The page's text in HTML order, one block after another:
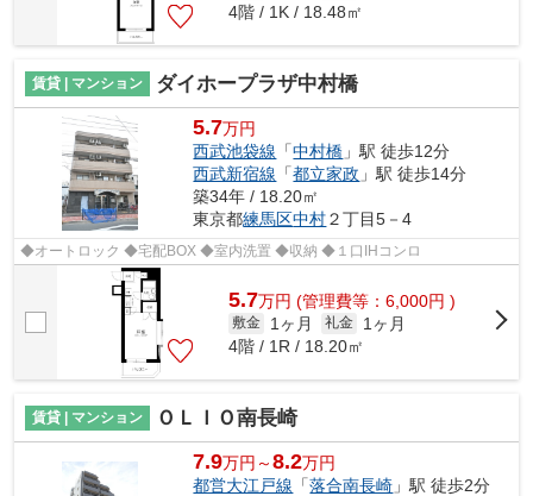
4階 / 1K / 18.48㎡
賃貸 | マンション ダイホープラザ中村橋
5.7万円
西武池袋線 「中村橋 」駅 徒歩12分
西武新宿線 「都立家政 」駅 徒歩14分
築34年 / 18.20㎡
東京都練馬区中村２丁目5－4
◆オートロック ◆宅配BOX ◆室内洗置 ◆収納 ◆１口IHコンロ
5.7万円 (管理費等：6,000円 )
敷金 1ヶ月 礼金
1ヶ月
4階 / 1R / 18.20㎡
賃貸 | マンション ＯＬＩＯ南長崎
7.9万円～8.2万円
都営大江戸線 「落合南長崎 」駅 徒歩2分